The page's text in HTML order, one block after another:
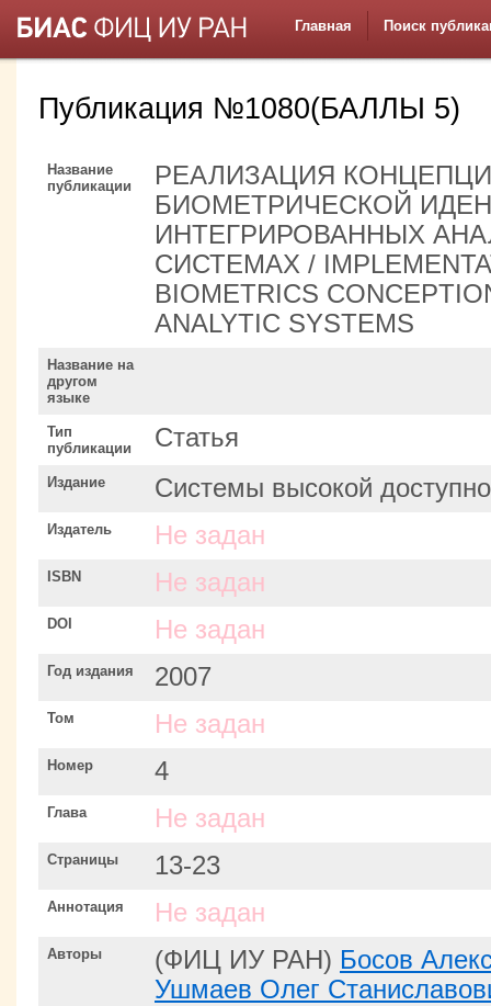
Главная Поиск
Публикация №1080(БАЛЛЫ 5)
Название
публикации
РЕАЛИЗАЦИЯ
БИОМЕТРИЧЕСКОЙ
ИНТЕГРИРОВАННЫХ
СИСТЕМАХ /
BIOMETRICS
ANALYTIC SYSTEMS
Название на
другом
языке
Тип
публикации
Статья
Издание Системы высокой
Издатель Не задан
ISBN Не задан
DOI Не задан
Год издания 2007
Том Не задан
Номер 4
Глава Не задан
Страницы 13-23
Аннотация Не задан
Авторы (ФИЦ ИУ РАН) Босов
Ушмаев Олег